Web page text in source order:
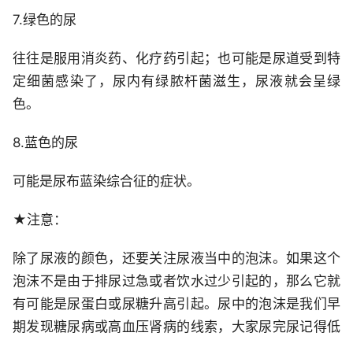
7.绿色的尿
往往是服用消炎药、化疗药引起；也可能是尿道受到特
定细菌感染了，尿内有绿脓杆菌滋生，尿液就会呈绿
色。
8.蓝色的尿
可能是尿布蓝染综合征的症状。
★注意：
除了尿液的颜色，还要关注尿液当中的泡沫。如果这个
泡沫不是由于排尿过急或者饮水过少引起的，那么它就
有可能是尿蛋白或尿糖升高引起。尿中的泡沫是我们早
期发现糖尿病或高血压肾病的线索，大家尿完尿记得低